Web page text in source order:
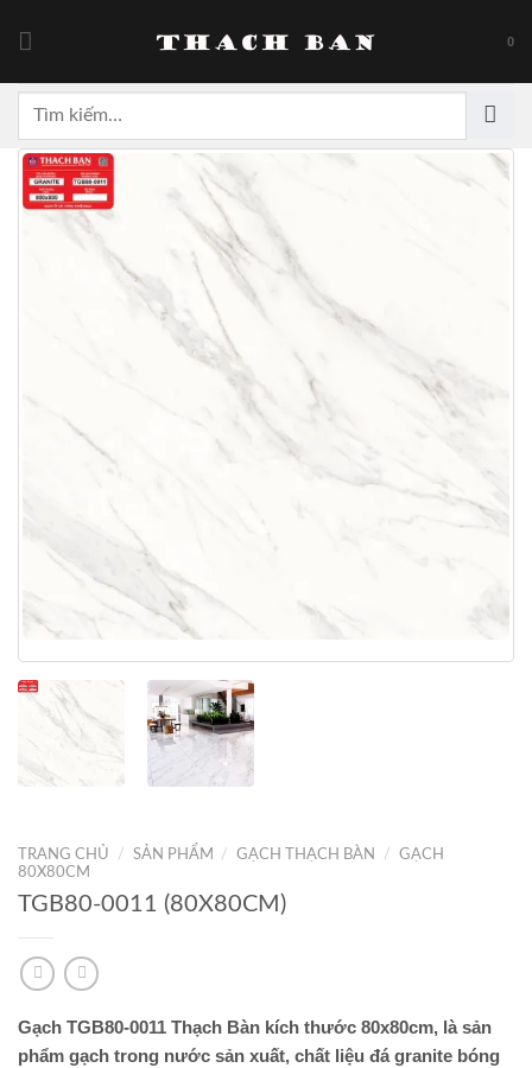
0
kiếm:
TRANG CHỦ / SẢN PHẨM / GẠCH THẠCH BÀN /
GẠCH
80X80CM
TGB80-0011 (80X80CM)
Gạch TGB80-0011 Thạch Bàn kích thước 80x80cm, là sản
phẩm gạch trong nước sản xuất, chất liệu đá granite bóng